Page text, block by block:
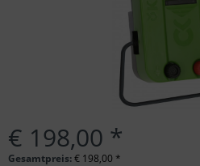
€ 198,00 *
Gesamtpreis:€ 198,00 *